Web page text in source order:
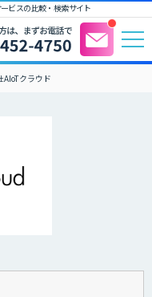
ビスの比較・検索サイト
AIoTクラウド